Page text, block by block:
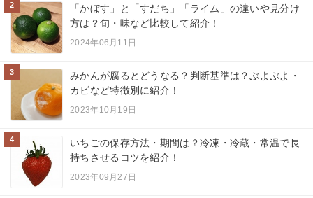
2
「かぼす」と「すだち」「ライム」の違いや見分け
方は？旬・味など比較して紹介！
2024年06月11日
3
みかんが腐るとどうなる？判断基準は？ぶよぶよ・
カビなど特徴別に紹介！
2023年10月19日
4
いちごの保存方法・期間は？冷凍・冷蔵・常温で長
持ちさせるコツを紹介！
2023年09月27日